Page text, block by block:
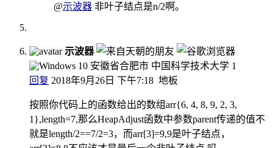
@示波器 非叶子结点是n/2啊。
示波器
安徽省合肥市 中国科学技术大学 1
回复 2018年9月26日 下午7:18 地板
按照你代码上的函数给出的数组arr{6, 4, 8, 9, 2, 3,
1},length=7,那么HeapAdjust函数中参数parent传递的值不
就是length/2==7/2=3，而arr[3]=9,9是叶子结点，